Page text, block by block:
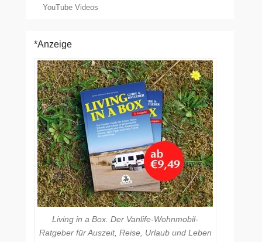
YouTube Videos
*Anzeige
Living in a Box. Der Vanlife-Wohnmobil-
Ratgeber für Auszeit, Reise, Urlaub und Leben